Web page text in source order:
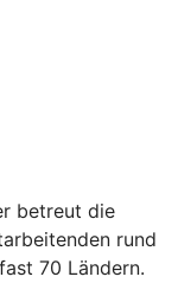
betreut die
rund
70 Ländern.